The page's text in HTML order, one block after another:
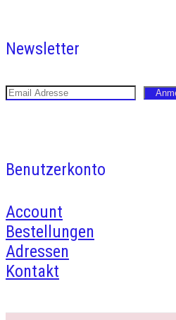
Newsletter
Benutzerkonto
Account
Bestellungen
Adressen
Kontakt